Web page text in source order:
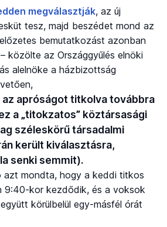
megválasztják, az új
tesz, majd beszédet mond az
bemutatkozást azonban
közölte az Országgyűlés elnöki
alelnöke a házbizottság
az apróságot titkolva továbbra
a „titokzatos” köztársasági
széleskörű társadalmi
került kiválasztásra,
senki semmit).
azt mondta, hogy a keddi titkos
9:40-kor kezdődik, és a voksok
körülbelül egy-másfél órát